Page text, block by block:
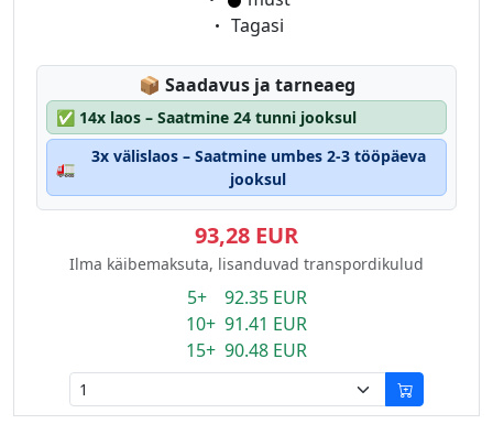
Eigenschaft:
Tagasi
📦 Lagerstatus:
Saadavus ja tarneaeg
✅ 14x laos – Saatmine 24 tunni jooksul
🚛
3x välislaos – Saatmine umbes 2-3 tööpäeva
jooksul
93,28 EUR
Ilma käibemaksuta, lisanduvad transpordikulud
5+ 92.35 EUR
10+ 91.41 EUR
15+ 90.48 EUR